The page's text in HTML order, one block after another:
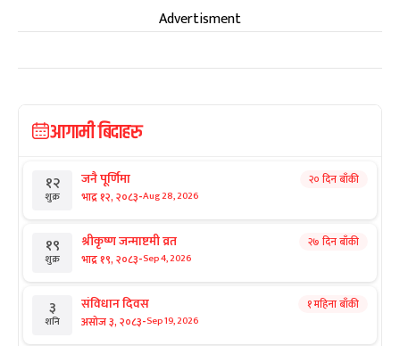
Advertisment
आगामी बिदाहरु
१२
शुक्र
जनै पूर्णिमा
भाद्र १२, २०८३-Aug 28, 2026
२० दिन बाँकी
१९
शुक्र
श्रीकृष्ण जन्माष्टमी व्रत
भाद्र १९, २०८३-Sep 4, 2026
२७ दिन बाँकी
३
शनि
संविधान दिवस
असोज ३, २०८३-Sep 19, 2026
१ महिना बाँकी